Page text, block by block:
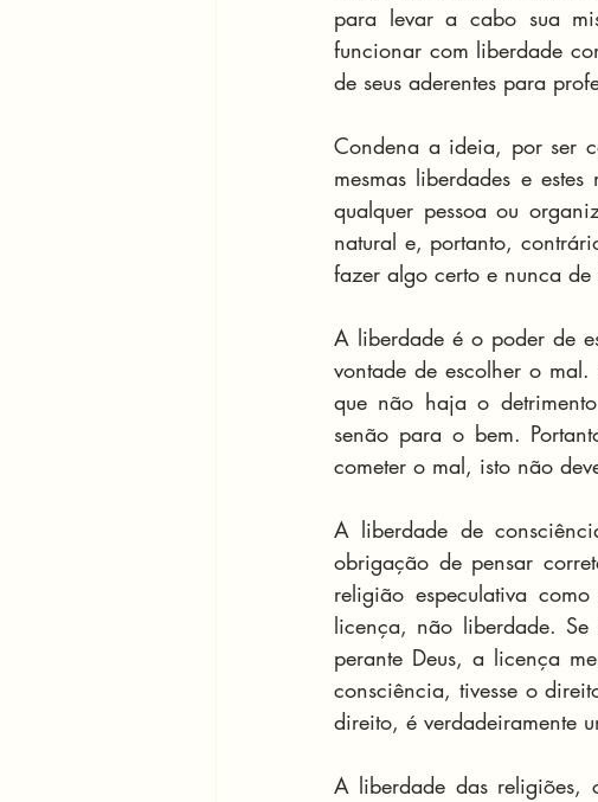
para levar a cabo sua
funcionar com liberdade
de seus aderentes para
Condena a ideia, por ser
mesmas liberdades e
qualquer pessoa ou
natural e, portanto,
fazer algo certo e nunca
A liberdade é o poder de
vontade de escolher o
que não haja o
senão para o bem.
cometer o mal, isto não
A liberdade de
obrigação de pensar
religião especulativa
licença, não liberdade. Se
perante Deus, a licença
consciência, tivesse o
direito, é verdadeiramente
A liberdade das religiões,